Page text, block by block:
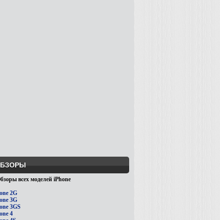
всех моделей iPhone
2G
3G
3GS
4